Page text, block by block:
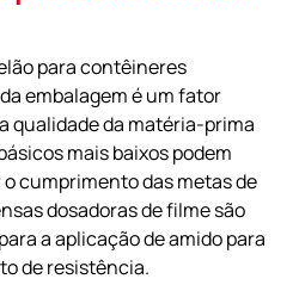
para contêineres
embalagem é um fator
qualidade da matéria-prima
mais baixos podem
cumprimento das metas de
dosadoras de filme são
a aplicação de amido para
de resistência.